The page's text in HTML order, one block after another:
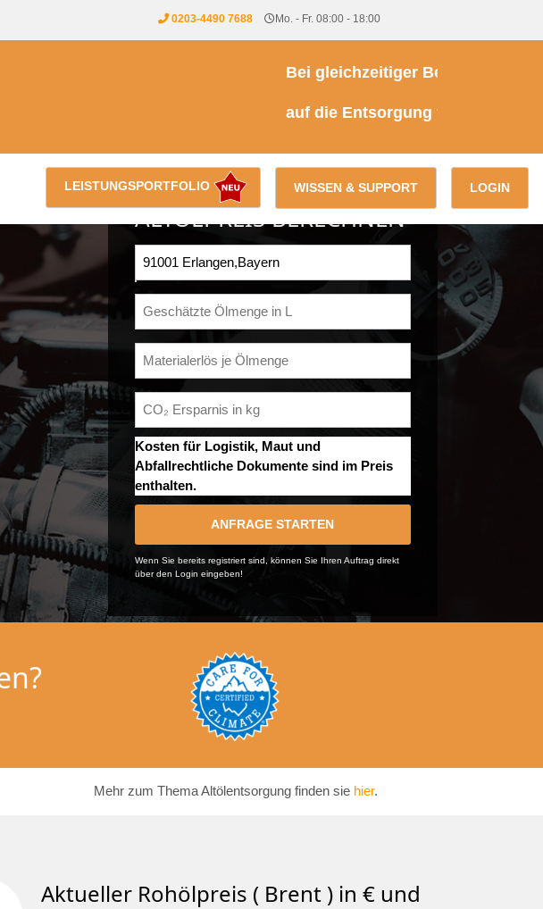
0203-4490 7688 Mo. - Fr. 08:00 - 18:00
Bei gleichzeitiger Beauftragung
auf die Entsorgung von Kühl- &
LOGIN
WISSEN & SUPPORT
LEISTUNGSPORTFOLIO
ALTÖLPREIS BERECHNEN
Kosten für Logistik, Maut und
Abfallrechtliche Dokumente sind im Preis
enthalten.
ANFRAGE STARTEN
Wenn Sie bereits registriert sind, können Sie Ihren Auftrag direkt
über den Login eingeben!
Mehr zum Thema Altölentsorgung finden sie hier.
Aktueller Rohölpreis ( Brent ) in € und